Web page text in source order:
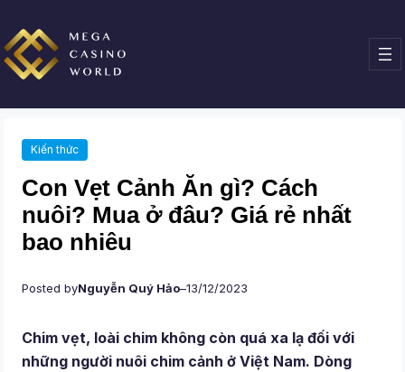
đến
phần
nội
dung
Kiến thức
Con Vẹt Cảnh Ăn gì? Cách
nuôi? Mua ở đâu? Giá rẻ nhất
bao nhiêu
Posted byNguyễn Quý Hảo–13/12/2023
Chim vẹt, loài chim không còn quá xa lạ đối với
những người nuôi chim cảnh ở Việt Nam. Dòng